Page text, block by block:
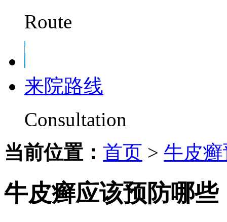
Route
来院路线
Consultation
当前位置： 首页 > 牛皮
牛皮癣应该预防哪些